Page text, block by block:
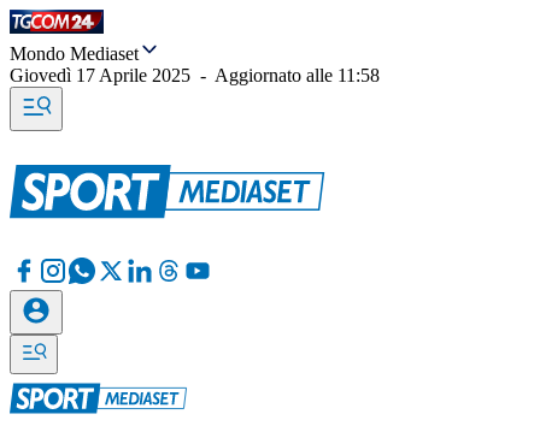
Mondo Mediaset
Giovedì 17 Aprile 2025 - Aggiornato alle 11:58